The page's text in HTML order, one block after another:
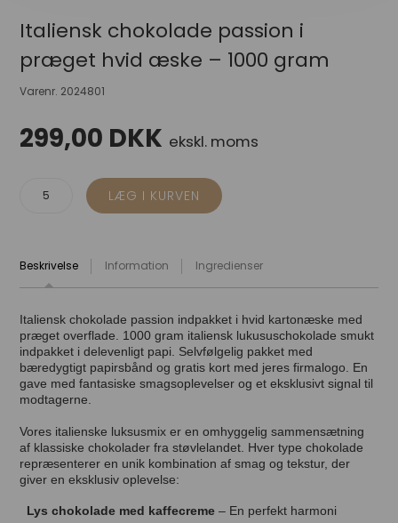
Italiensk chokolade passion i
præget hvid æske – 1000 gram
Varenr. 2024801
299,00 DKK ekskl. moms
Beskrivelse Information Ingredienser
Italiensk chokolade passion indpakket i hvid kartonæske med
præget overflade. 1000 gram italiensk lukususchokolade smukt
indpakket i delevenligt papi. Selvfølgelig pakket med
bæredygtigt papirsbånd og gratis kort med jeres firmalogo. En
gave med fantasiske smagsoplevelser og et eksklusivt signal til
modtagerne.
Vores italienske luksusmix er en omhyggelig sammensætning
af klassiske chokolader fra støvlelandet. Hver type chokolade
repræsenterer en unik kombination af smag og tekstur, der
giver en eksklusiv oplevelse:
Lys chokolade med kaffecreme – En perfekt harmoni